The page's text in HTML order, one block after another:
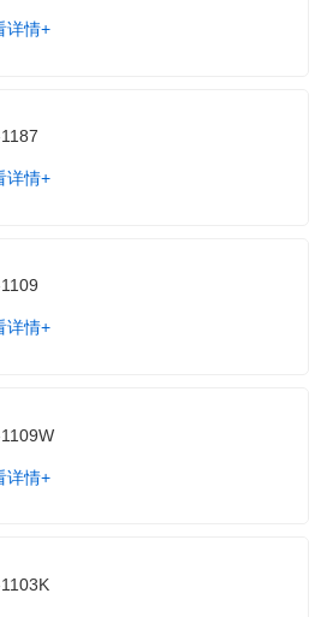
详情+
详情+
详情+
详情+